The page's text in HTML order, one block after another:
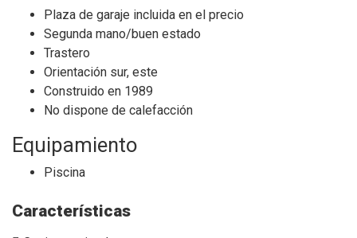
Plaza de garaje incluida en el precio
Segunda mano/buen estado
Trastero
Orientación sur, este
Construido en 1989
No dispone de calefacción
Equipamiento
Piscina
Características